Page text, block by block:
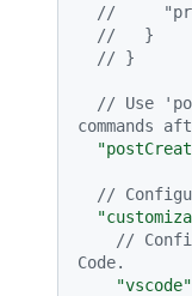
//
//   }
// }
// Use
commands
//
//
Code.
"vscode"